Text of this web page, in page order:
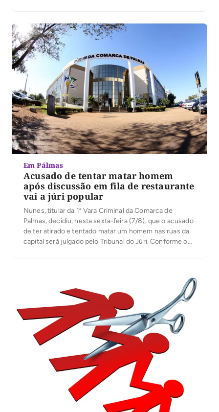
Em Pálmas
Acusado de tentar matar homem
após discussão em fila de restaurante
vai a júri popular
Nunes, titular da 1ª Vara Criminal da Comarca de
Palmas, decidiu, nesta sexta-feira (7/8), que o acusado
de ter atirado e tentado matar um homem nas ruas da
capital será julgado pelo Tribunal do Júri. Conforme o